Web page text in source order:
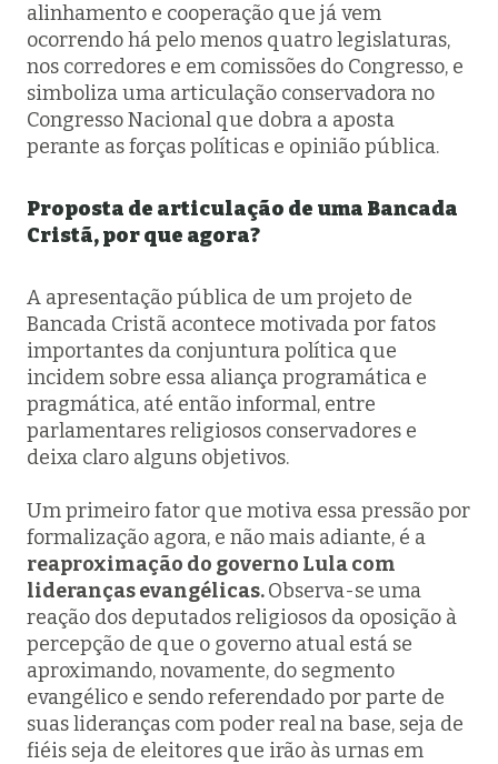
alinhamento e cooperação que já vem
ocorrendo há pelo menos quatro legislaturas,
nos corredores e em comissões do Congresso, e
simboliza uma articulação conservadora no
Congresso Nacional que dobra a aposta
perante as forças políticas e opinião pública.
Proposta de articulação de uma Bancada
Cristã, por que agora?
A apresentação pública de um projeto de
Bancada Cristã acontece motivada por fatos
importantes da conjuntura política que
incidem sobre essa aliança programática e
pragmática, até então informal, entre
parlamentares religiosos conservadores e
deixa claro alguns objetivos.
Um primeiro fator que motiva essa pressão por
formalização agora, e não mais adiante, é a
reaproximação do governo Lula com
lideranças evangélicas.Observa-seuma
reação dos deputados religiosos da oposição à
percepção de que o governo atual está se
aproximando, novamente, do segmento
evangélico e sendo referendado por parte de
suas lideranças com poder real na base, seja de
fiéis seja de eleitores que irão às urnas em